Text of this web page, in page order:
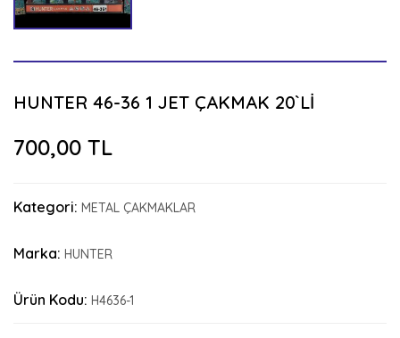
HUNTER 46-36 1 JET ÇAKMAK 20`Lİ
700,00 TL
Kategori: METAL ÇAKMAKLAR
Marka: HUNTER
Ürün Kodu: H4636-1